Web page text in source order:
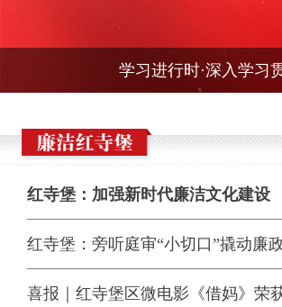
学习进行时·深入学习
红寺堡：加强新时代廉洁文化建设
红寺堡：旁听庭审“小切口”撬动廉
喜报｜红寺堡区微电影《借妈》荣